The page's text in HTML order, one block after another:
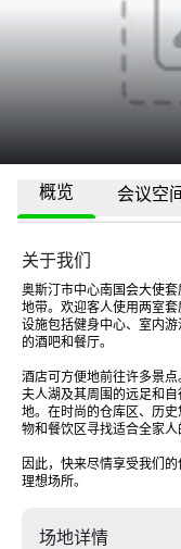
概览 会议空
关于我们
奥斯汀市中心南国会大使
地带。欢迎客人使用两室
设施包括健身中心、室内
的酒吧和餐厅。
酒店可方便地前往许多景
夫人湖及其周围的远足和
地。在时尚的仓库区、历
物和餐饮区寻找适合全家人
因此，快来尽情享受我们
理想场所。
场地详情